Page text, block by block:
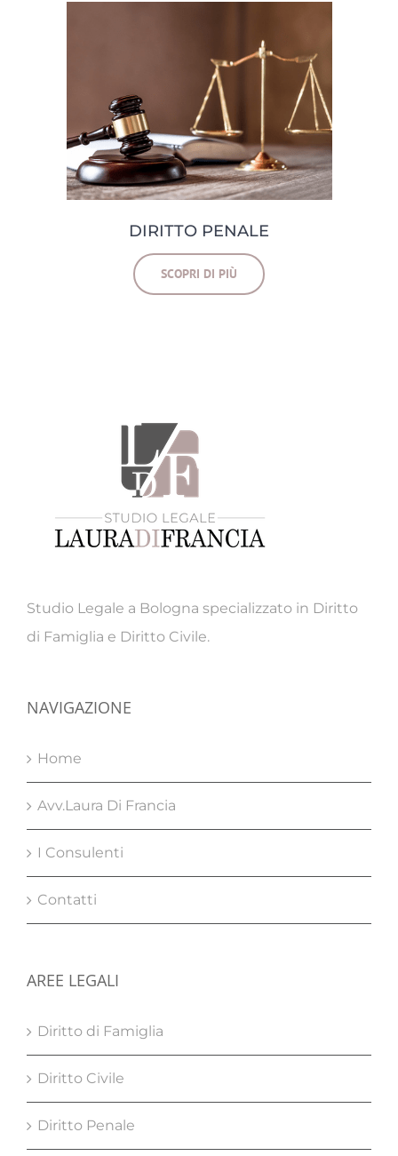
DIRITTO PENALE
SCOPRI DI PIÙ
Studio Legale a Bologna specializzato in Diritto
di Famiglia e Diritto Civile.
NAVIGAZIONE
Home
Avv.Laura Di Francia
I Consulenti
Contatti
AREE LEGALI
Diritto di Famiglia
Diritto Civile
Diritto Penale